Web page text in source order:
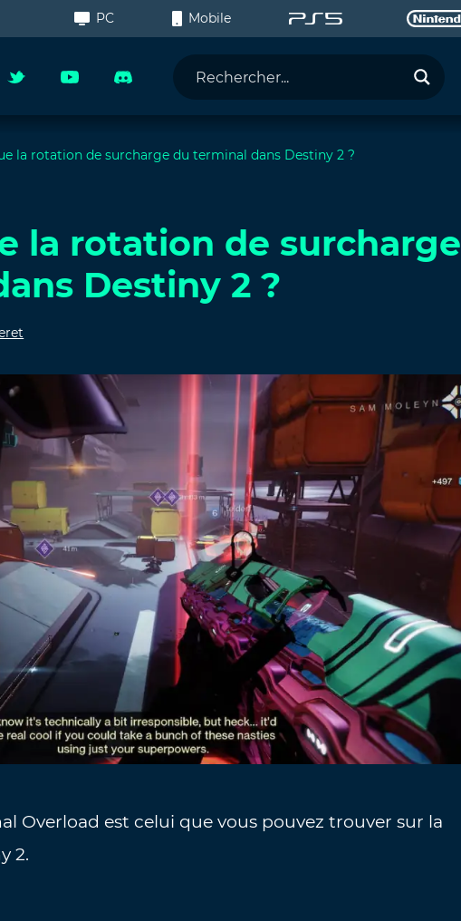
PC Mobile
la rotation de surcharge du terminal dans Destiny 2 ?
la rotation de surcharge
Destiny 2 ?
Overload est celui que vous pouvez trouver sur la
2.